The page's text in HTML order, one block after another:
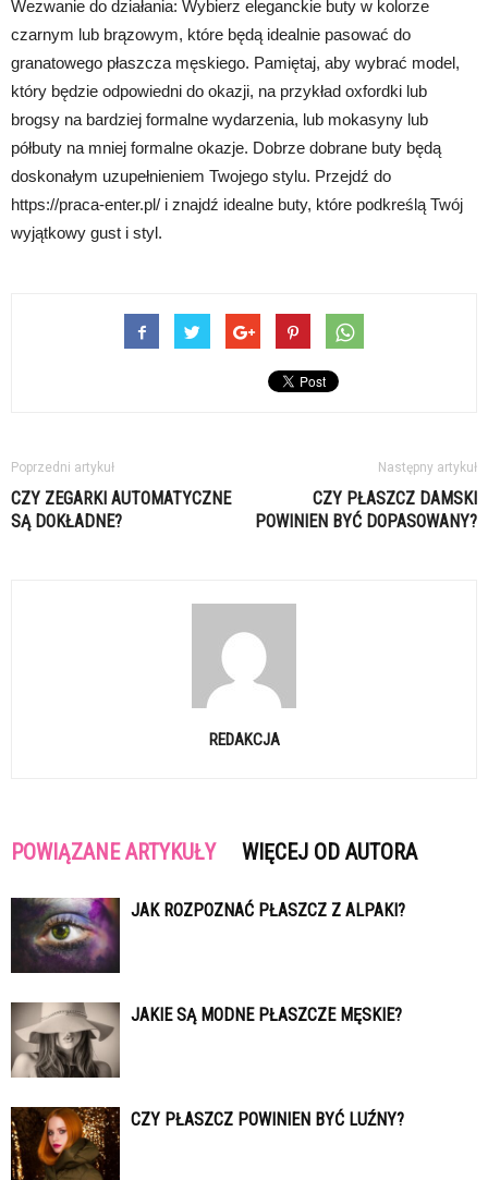
Wezwanie do działania: Wybierz eleganckie buty w kolorze
czarnym lub brązowym, które będą idealnie pasować do
granatowego płaszcza męskiego. Pamiętaj, aby wybrać model,
który będzie odpowiedni do okazji, na przykład oxfordki lub
brogsy na bardziej formalne wydarzenia, lub mokasyny lub
półbuty na mniej formalne okazje. Dobrze dobrane buty będą
doskonałym uzupełnieniem Twojego stylu. Przejdź do
https://praca-enter.pl/ i znajdź idealne buty, które podkreślą Twój
wyjątkowy gust i styl.
Poprzedni artykuł
CZY ZEGARKI AUTOMATYCZNE
SĄ DOKŁADNE?
Następny artykuł
CZY PŁASZCZ DAMSKI
POWINIEN BYĆ DOPASOWANY?
REDAKCJA
POWIĄZANE ARTYKUŁY WIĘCEJ OD AUTORA
JAK ROZPOZNAĆ PŁASZCZ Z ALPAKI?
JAKIE SĄ MODNE PŁASZCZE MĘSKIE?
CZY PŁASZCZ POWINIEN BYĆ LUŹNY?